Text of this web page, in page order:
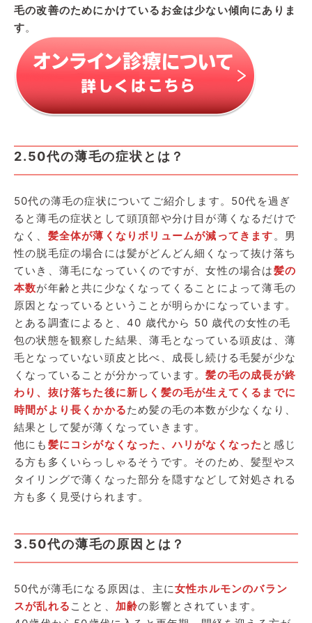
毛の改善のためにかけているお金は少ない傾向にありま
す。
2.50代の薄毛の症状とは？
50代の薄毛の症状についてご紹介します。50代を過ぎ
ると薄毛の症状として頭頂部や分け目が薄くなるだけで
なく、 髪全体が薄くなりボリュームが減ってきます。男
性の脱毛症の場合には髪がどんどん細くなって抜け落ち
ていき、薄毛になっていくのですが、女性の場合は髪の
本数が年齢と共に少なくなってくることによって薄毛の
原因となっているということが明らかになっています。
とある調査によると、40 歳代から 50 歳代の女性の毛
包の状態を観察した結果、薄毛となっている頭皮は、薄
毛となっていない頭皮と比べ、成長し続ける毛髪が少な
くなっていることが分かっています。髪の毛の成長が終
わり、抜け落ちた後に新しく髪の毛が生えてくるまでに
時間がより長くかかるため髪の毛の本数が少なくなり、
結果として髪が薄くなっていきます。
他にも 髪にコシがなくなった、ハリがなくなった と感じ
る方も多くいらっしゃるそうです。そのため、髪型やス
タイリングで薄くなった部分を隠すなどして対処される
方も多く見受けられます。
3.50代の薄毛の原因とは？
50代が薄毛になる原因は、主に女性ホルモンのバラン
スが乱れる ことと、 加齢の影響とされています。